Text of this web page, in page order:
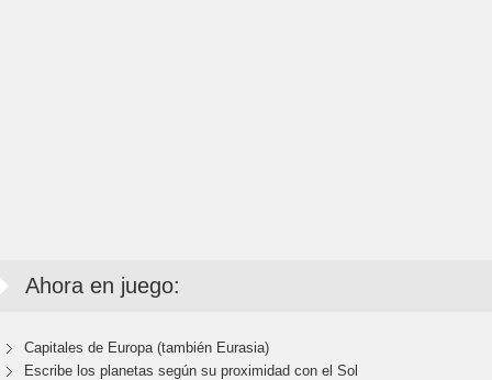
Ahora en juego:
Capitales de Europa (también Eurasia)
Escribe los planetas según su proximidad con el Sol